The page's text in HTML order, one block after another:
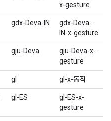
x-gesture
gdx-Deva-IN
gdx-Deva-
IN-x-gesture
gju-Deva
gju-Deva-x-
gesture
gl gl-x-동작
gl-ES
gl-ES-x-
gesture